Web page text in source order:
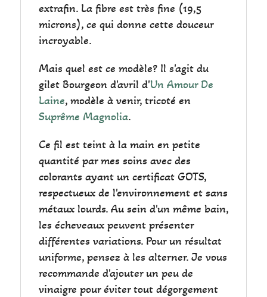
extrafin. La fibre est très fine (19,5
microns), ce qui donne cette douceur
incroyable.
Mais quel est ce modèle? Il s'agit du
gilet Bourgeon d'avril d'Un Amour De
Laine, modèle à venir, tricoté en
Suprême Magnolia.
Ce fil est teint à la main en petite
quantité par mes soins avec des
colorants ayant un certificat GOTS,
respectueux de l'environnement et sans
métaux lourds. Au sein d'un même bain,
les écheveaux peuvent présenter
différentes variations. Pour un résultat
uniforme, pensez à les alterner. Je vous
recommande d'ajouter un peu de
vinaigre pour éviter tout dégorgement